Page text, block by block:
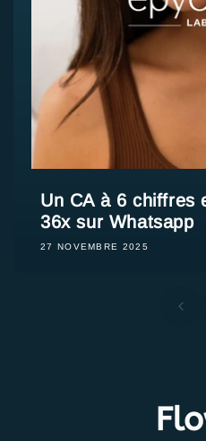
Un CA à 6 chiffres
36x sur Whatsapp
27 NOVEMBRE 2025